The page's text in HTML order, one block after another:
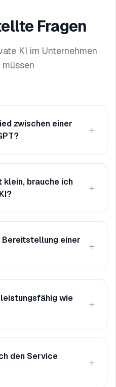
Fragen
KI im Unternehmen
zwischen einer
+
klein, brauche ich
+
einer
+
wie
+
den Service
+